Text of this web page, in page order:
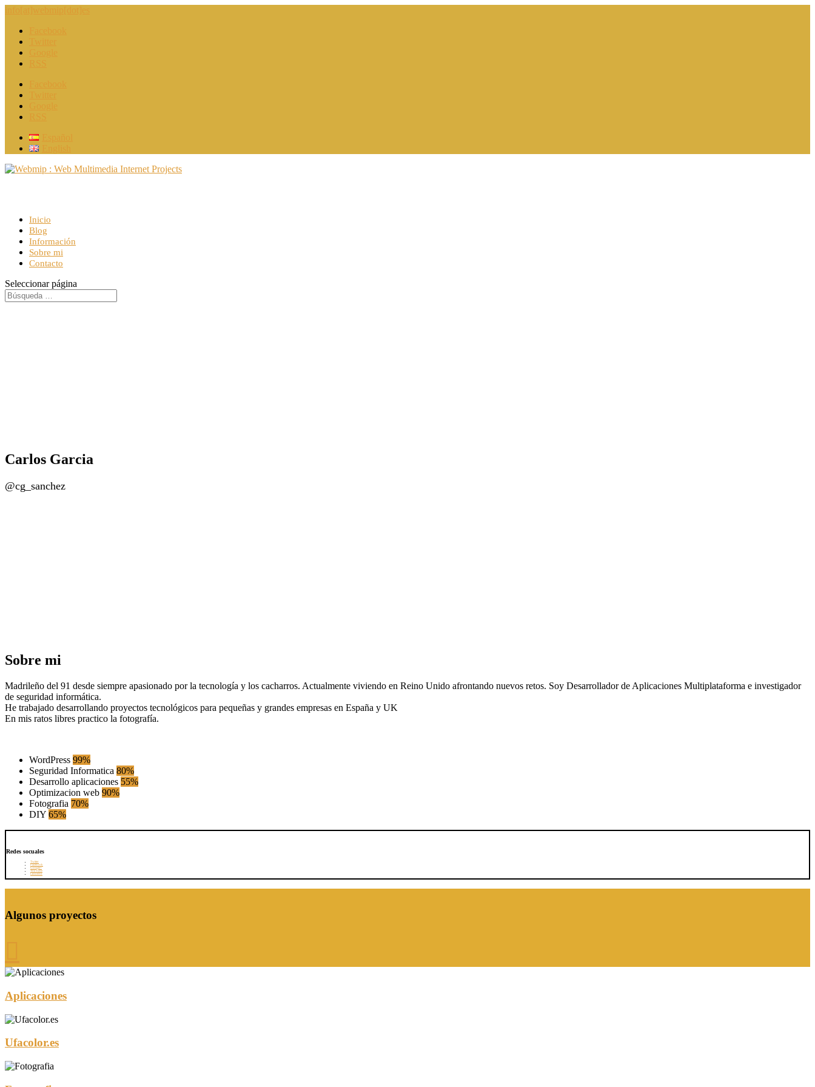
Inicio
Blog
Información
Sobre mi
Contacto
Seleccionar página
Carlos Garcia
@cg_sanchez
Sobre mi
Madrileño del 91 desde siempre apasionado por la tecnología y los cacharros. Actualmente viviendo en Reino Unido afrontando nuevos retos. Soy Desarrollador de Aplicaciones Multiplataforma e investigador
de seguridad informática.
He trabajado desarrollando proyectos tecnológicos para pequeñas y grandes empresas en España y UK
En mis ratos libres practico la fotografía.
WordPress 99%
Seguridad Informatica 80%
Desarrollo aplicaciones 55%
Optimizacion web 90%
Fotografia 70%
DIY 65%
Redes socuales
Twitter
Facebook
Google+
YouTube
LinkedIn
Algunos proyectos
Aplicaciones
Ufacolor.es